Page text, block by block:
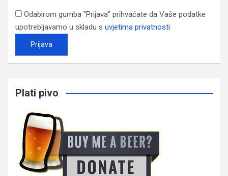
Odabirom gumba "Prijava" prihvaćate da Vaše podatke
upotrebljavamo u skladu s uvjetima privatnosti
Plati pivo